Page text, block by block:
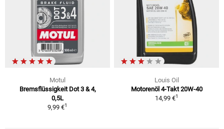
Motul
Bremsflüssigkeit Dot 3 & 4,
0,5L
9,99 €1
Louis Oil
Motorenöl 4-Takt 20W-40
14,99 €1